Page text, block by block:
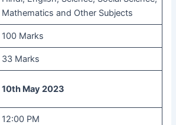
Mathematics and Other Subjects
100 Marks
33 Marks
10th May 2023
12:00 PM